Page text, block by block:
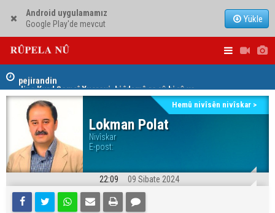
Android uygulamamız
Google Play'de mevcut
Yükle
Dem û mercên xizmeta Pêşmerge û hêzên Asayîşê hat
pejirandin
Jina Kurd Şemsî Xusrevi, bi îdamê re rû bi rû ye
hewldana
Lokman Polat
Nivîskar
E-post:
Hemû nivîsên nivîskar >
22:09 09 Sibate 2024